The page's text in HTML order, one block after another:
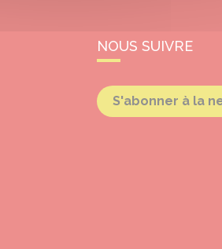
NOUS SUIVRE
S'abonner à la